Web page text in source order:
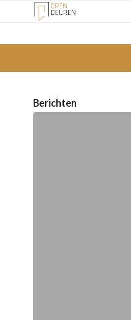
Berichten